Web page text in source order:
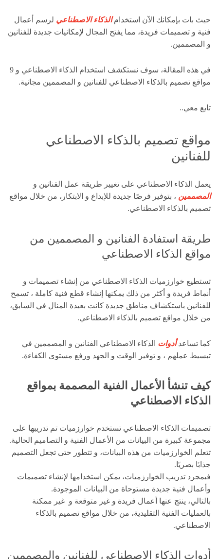
حيث بات بإمكانك الآن استخدامالذكاء الاصطناعي لرسم أعمال
فنية و تصميمات فريدة، مما يفتح المجال لإمكانيات جديدة للفنانين
و المصممين.
في هذه المقالة، سوف نستكشف استخدام الذكاء الاصطناعي و 9
مواقع تصميم بالذكاء الاصطناعي للفنانين و المصممين مجانية.
تابع معي..
مواقع تصميم بالذكاء الاصطناعي
للفنانين
يعمل الذكاء الاصطناعي على تغيير طريقة عمل الفنانين و
المصممين ، بتوفير فرصًا جديدة للإبداع و الابتكار، من خلال مواقع
تصميم بالذكاء الاصطناعي.
طريقة استفادة الفنانين و المصممين من
مواقع الذكاء الاصطناعي
تستطيع خوارزميات الذكاء الاصطناعي من إنشاء تصميمات و
أنماط فريدة و أكثر من ذلك يمكنها إنشاء قطع فنية كاملة ، تسمح
للفنانين باستكشاف مناطق جديدة كانت بعيدة المنال في السابق،
من خلال مواقع تصميم بالذكاء الاصطناعي.
كما تساعدأدوات الذكاء الاصطناعي الفنانين و المصممين في
تبسيط عملهم ، و توفير الوقت و الجهد ورفع مستوى الكفاءة.
كيف تنشأ الأعمال الفنية المصممة بمواقع
الذكاء الاصطناعي
تصميمات الذكاء الاصطناعي تستخدم خوارزميات تم تدريبها على
مجموعة كبيرة من البيانات من الأعمال الفنية و التصاميم الحالية.
تتعلم الخوارزميات من هذه البيانات، و تتطور حتى تجعل التصميم
جذابًا بصريًا.
فبمجرد تدريب الخوارزميات، يمكن استخدامها لإنشاء تصميمات
وأعمال فنية جديدة مستوحاة من البيانات الموجودة.
بالتالي، ينتج عنها أعمال فريدة و غير متوقعة و غير ممكنة
بالعمليات الفنية التقليدية، من خلال مواقع تصميم بالذكاء
الاصطناعي.
أدوات الذكاء الاصطناعي للفنانين والمصممين